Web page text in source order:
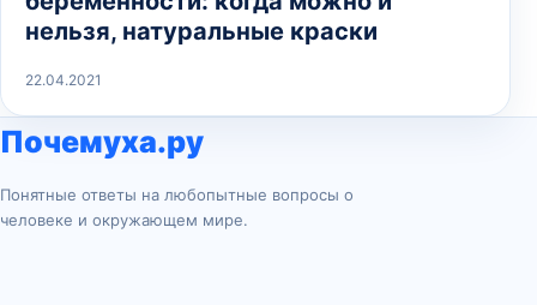
нельзя, натуральные краски
22.04.2021
Почемуха.ру
Понятные ответы на любопытные вопросы о
человеке и окружающем мире.